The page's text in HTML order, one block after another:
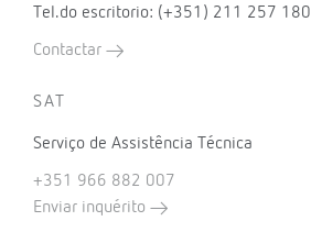
Tel.do escritorio: (+351) 211 257 180
Contactar
SAT
Serviço de Assistência Técnica
+351 966 882 007
Enviar inquérito